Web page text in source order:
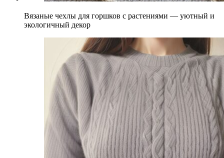
Вязаные чехлы для горшков с растениями — уютный и
экологичный декор